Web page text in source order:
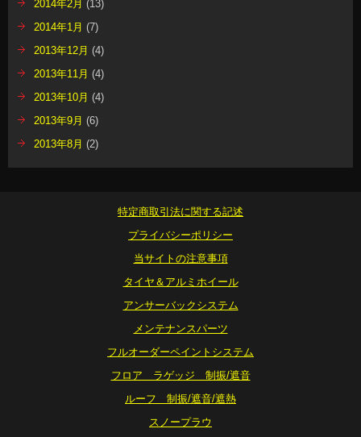
2014年2月 (13)
2014年1月 (7)
2013年12月 (4)
2013年11月 (4)
2013年10月 (4)
2013年9月 (6)
2013年8月 (2)
特定商取引法に関する記述
プライバシーポリシー
当サイトの注意事項
タイヤ＆アルミホイール
アンサーバックシステム
メンテナンスパーツ
フルオーダーペイントシステム
フロア ラゲッジ 制振/遮音
ルーフ 制振/遮音/遮熱
スノープラウ